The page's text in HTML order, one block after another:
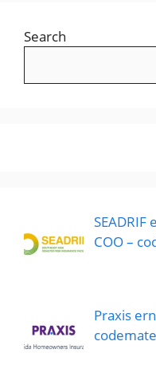
Search
COO –
Praxis